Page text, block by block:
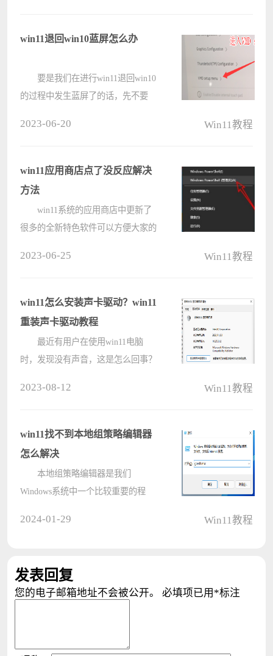
解决此问题，接下来小编就为大伙带
win11退回win10蓝屏怎么办
要是我们在进行win11退回win10
的过程中发生蓝屏了的话，先不要
win11退回win10蓝屏怎么办： 方
法????
2023-06-20 Win11教程
win11应用商店点了没反应解决
方法
win11系统的应用商店中更新了
很多的全新特色软件可以方便大家的
法，快来一起看看怎么解决吧。
win1????
2023-06-25 Win11教程
win11怎么安装声卡驱动？win11
重装声卡驱动教程
最近有用户在使用win11电脑
时，发现没有声音，这是怎么回事？
果你是卸载之后不知道如何重装，也
可以参考????
2023-08-12 Win11教程
win11找不到本地组策略编辑器
怎么解决
本地组策略编辑器是我们
Windows系统中一个比较重要的程
或者是系统搜????
2024-01-29 Win11教程
发表回复
您的电子邮箱地址不会被公开。 必填项已用 *标注